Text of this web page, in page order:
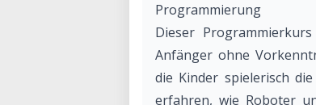
Programmierung
Dieser
Anfänger ohne
die Kinder spielerisch
erfahren, wie Roboter